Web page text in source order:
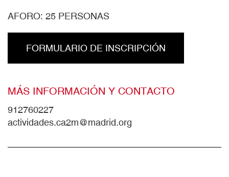
AFORO: 25 PERSONAS
FORMULARIO DE INSCRIPCIÓN
MÁS INFORMACIÓN Y CONTACTO
912760227
actividades.ca2m@madrid.org